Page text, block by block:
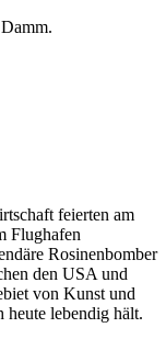
feierten am
Flughafen
Rosinenbomber
den USA und
von Kunst und
lebendig hält.